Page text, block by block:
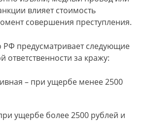
влияет стоимость
совершения преступления.
РФ предусматривает следующие
ответственности за кражу:
– при ущербе менее 2500
ущербе более 2500 рублей и